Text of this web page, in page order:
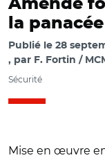
Amende
la
Publié le 28
par F. Fortin /
Sécurité
Mise en œuvre